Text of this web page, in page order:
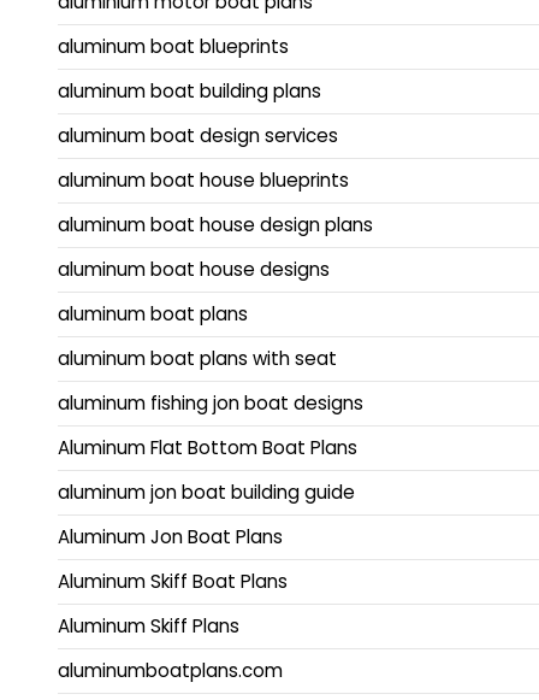
aluminum boat blueprints
aluminum boat building plans
aluminum boat design services
aluminum boat house blueprints
aluminum boat house design plans
aluminum boat house designs
aluminum boat plans
aluminum boat plans with seat
aluminum fishing jon boat designs
Aluminum Flat Bottom Boat Plans
aluminum jon boat building guide
Aluminum Jon Boat Plans
Aluminum Skiff Boat Plans
Aluminum Skiff Plans
aluminumboatplans.com